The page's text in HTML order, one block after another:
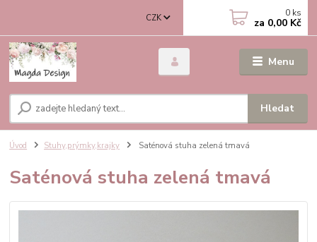
Menu
CZK
Hledat
0 ks
za 0,00 Kč
Úvod Stuhy,prýmky,krajky Saténová stuha zelená tmavá
Saténová stuha zelená tmavá